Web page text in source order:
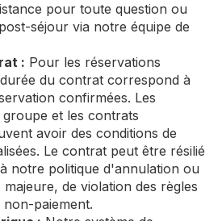
pour toute question ou
séjour via notre équipe de
: Pour les réservations
du contrat correspond à
confirmées. Les
et les contrats
avoir des conditions de
Le contrat peut être résilié
notre politique d'annulation ou
de violation des règles
paiement.